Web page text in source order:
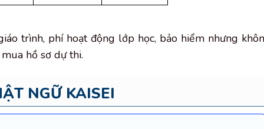
trình, phí hoạt động lớp học, bảo hiểm nhưng
hồ sơ dự thi.
NGỮ KAISEI